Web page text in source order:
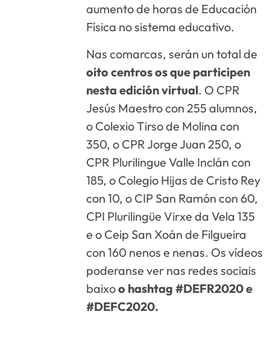
aumento de horas de Educación
Física no sistema educativo.
Nas comarcas, serán un total de
oito centros os que participen
nesta edición virtual. O CPR
Jesús Maestro con 255 alumnos,
o Colexio Tirso de Molina con
350, o CPR Jorge Juan 250, o
CPR Plurilingue Valle Inclán con
185, o Colegio Hijas de Cristo Rey
con 10, o CIP San Ramón con 60,
CPI Plurilingüe Virxe da Vela 135
e o Ceip San Xoán de Filgueira
con 160 nenos e nenas. Os vídeos
poderanse ver nas redes sociais
baixoo hashtag #DEFR2020 e
#DEFC2020.